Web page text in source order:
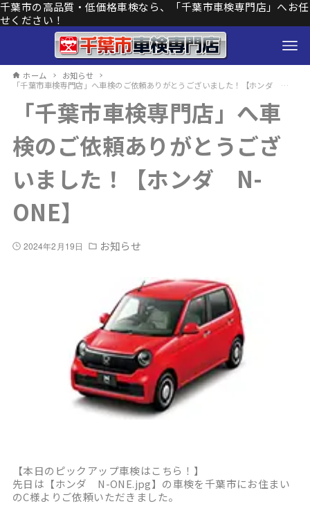
千葉市の高品質・低価格車検なら、「千葉市車検専門店」へお任
せください！
ホーム
お知らせ
「千葉市車検専門店」へ車検のご依頼ありがとうございました！【ホンダ N-ONE】
「千葉市車検専門店」へ車
検のご依頼ありがとうござ
いました！【ホンダ N-
ONE】
2024年2月19日 お知らせ
【本日のピックアップ車検はこちら！】
先日は【ホンダ N-ONE.jpg】の車検を千葉市にお住まい
のC様よりご依頼いただきました。